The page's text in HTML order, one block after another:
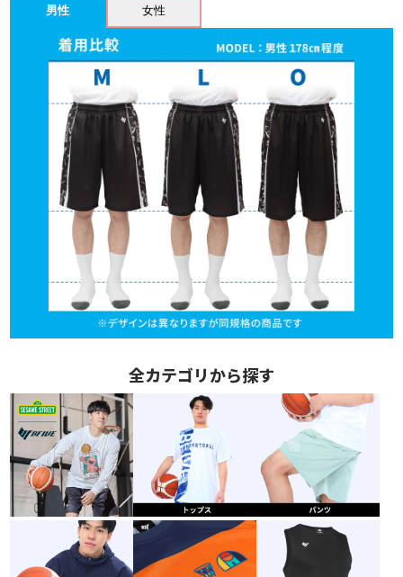
男性 女性
全カテゴリから探す